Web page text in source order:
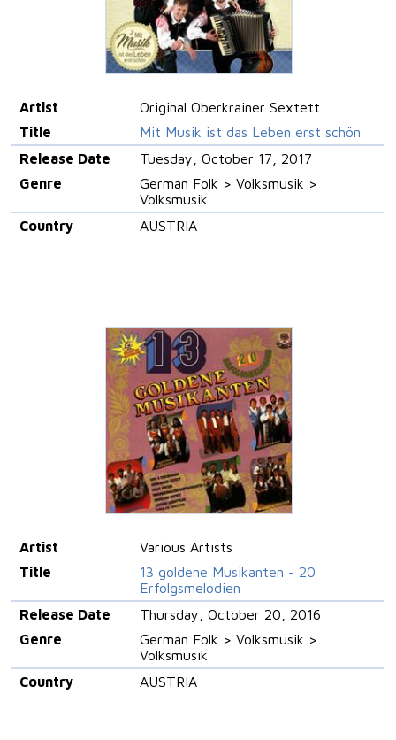
Artist
Original Oberkrainer Sextett
Title
Mit Musik ist das Leben erst schön
Release Date
Tuesday, October 17, 2017
Genre
German Folk > Volksmusik >
Volksmusik
Country
AUSTRIA
Artist
Various Artists
Title
13 goldene Musikanten - 20
Erfolgsmelodien
Release Date
Thursday, October 20, 2016
Genre
German Folk > Volksmusik >
Volksmusik
Country
AUSTRIA